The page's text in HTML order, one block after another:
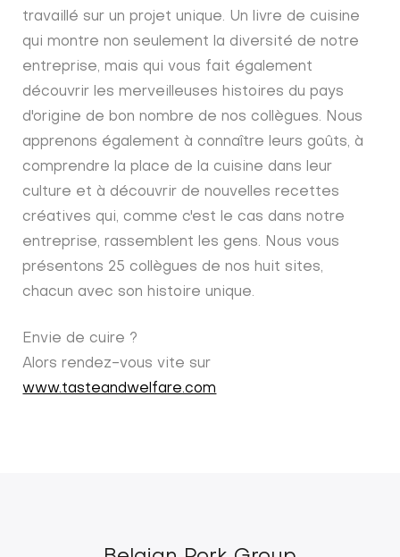
travaillé sur un projet unique. Un livre de cuisine
qui montre non seulement la diversité de notre
entreprise, mais qui vous fait également
découvrir les merveilleuses histoires du pays
d'origine de bon nombre de nos collègues. Nous
apprenons également à connaître leurs goûts, à
comprendre la place de la cuisine dans leur
culture et à découvrir de nouvelles recettes
créatives qui, comme c'est le cas dans notre
entreprise, rassemblent les gens. Nous vous
présentons 25 collègues de nos huit sites,
chacun avec son histoire unique.
Envie de cuire ?
Alors rendez-vous vite sur
www.tasteandwelfare.com